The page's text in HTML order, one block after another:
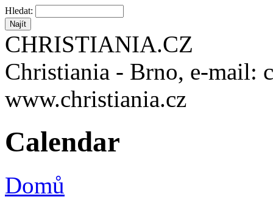
Hledat:
CHRISTIANIA.CZ
Christiania - Brno, e-mail:
www.christiania.cz
Calendar
Domů